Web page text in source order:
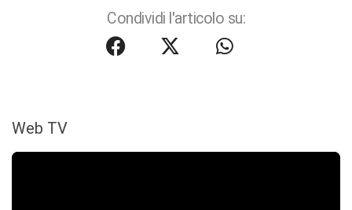
Condividi l'articolo su:
Web TV